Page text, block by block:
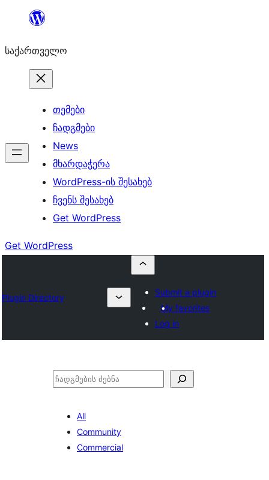
შიგთავსზე
საქართველო
თემები
ჩადგმები
News
მხარდაჭერა
WordPress-ის შესახებ
ჩვენს შესახებ
Get WordPress
Get WordPress
Plugin Directory
Submit a plugin
My favorites
Log in
ძებნა
All
Community
Commercial